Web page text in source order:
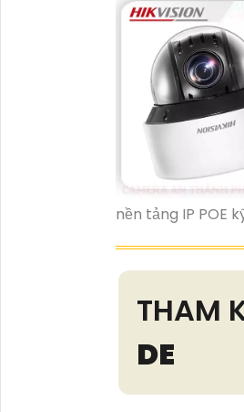
nền tảng IP POE
THAM
DE